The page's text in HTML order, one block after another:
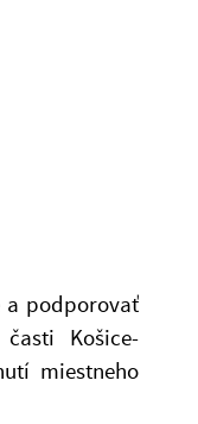
a podporovať
Košice-
miestneho